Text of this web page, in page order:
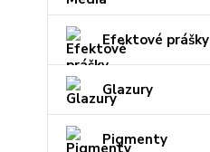
Efektové prášky
Glazury
Pigmenty